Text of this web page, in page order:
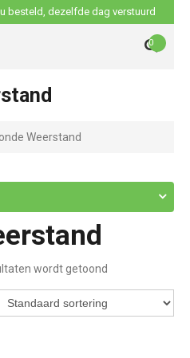
besteld, dezelfde dag verstuurd
0
Weerstand
wordt getoond